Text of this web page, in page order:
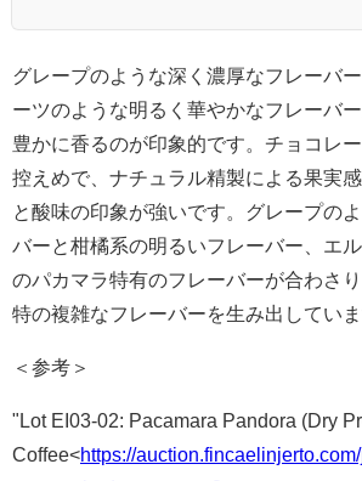
グレープのような深く濃厚なフレーバ
ーツのような明るく華やかなフレーバ
豊かに香るのが印象的です。チョコレ
控えめで、ナチュラル精製による果実
と酸味の印象が強いです。グレープの
バーと柑橘系の明るいフレーバー、エ
のパカマラ特有のフレーバーが合わさ
特の複雑なフレーバーを生み出していま
＜参考＞
"Lot EI03-02: Pacamara Pandora (Dry
Coffee<https://